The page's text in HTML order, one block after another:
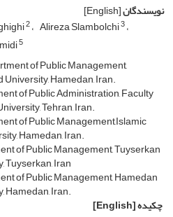
نویسندگان[English]
2 Alireza Slambolchi3
5
of Public Management,
Hamedan, Iran.
of Public Administration, Faculty
Tehran, Iran.
of Public Management,Islamic
Hamedan, Iran.
of Public Management, Tuyserkan
Tuyserkan, Iran
of Public Management, Hamedan
Hamedan, Iran.
چکیده[English]